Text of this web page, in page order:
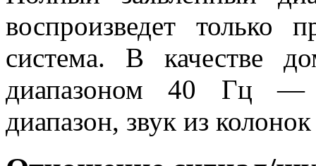
воспроизведет только
система. В качестве
диапазоном 40 Гц —
диапазон, звук из